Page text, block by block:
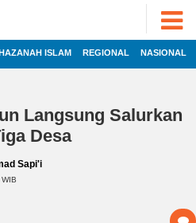
ISLAM REGIONAL NASIONAL
Langsung Salurkan
Desa
Sapi'i